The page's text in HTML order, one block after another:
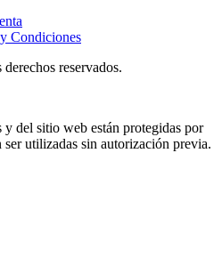
Condiciones
reservados.
y del sitio web están protegidas por
utilizadas sin autorización previa.